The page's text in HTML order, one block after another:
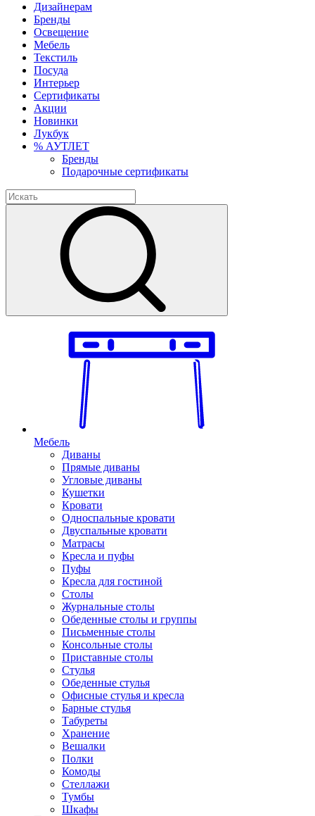
Дизайнерам
Бренды
Освещение
Мебель
Текстиль
Посуда
Интерьер
Сертификаты
Акции
Новинки
Лукбук
% АУТЛЕТ
Бренды
Подарочные сертификаты
Мебель
Диваны
Прямые диваны
Угловые диваны
Кушетки
Кровати
Односпальные кровати
Двуспальные кровати
Матрасы
Кресла и пуфы
Пуфы
Кресла для гостиной
Столы
Журнальные столы
Обеденные столы и группы
Письменные столы
Консольные столы
Приставные столы
Стулья
Обеденные стулья
Офисные стулья и кресла
Барные стулья
Табуреты
Хранение
Вешалки
Полки
Комоды
Стеллажи
Тумбы
Шкафы